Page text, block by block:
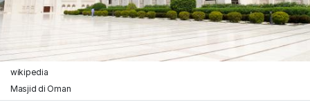
wikipedia
Masjid di Oman